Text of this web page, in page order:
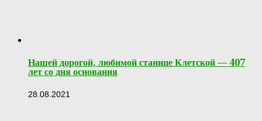
Нашей дорогой, любимой станице Клетской — 407
лет со дня основания
28.08.2021